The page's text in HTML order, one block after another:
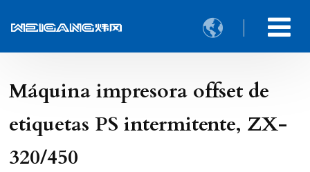

Máquina impresora offset de
etiquetas PS intermitente, ZX-
320/450